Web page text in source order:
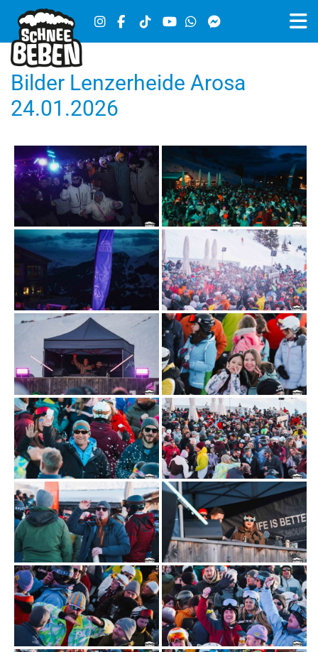
Bilder Lenzerheide Arosa
24.01.2026